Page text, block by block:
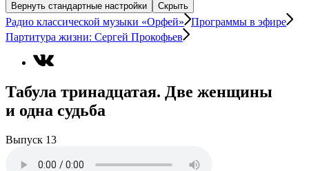
Вернуть стандартные настройки
Скрыть
Радио классической музыки «Орфей»
Программы в эфире
Партитура жизни: Сергей Прокофьев
Табула тринадцатая. Две женщины
и одна судьба
Выпуск 13